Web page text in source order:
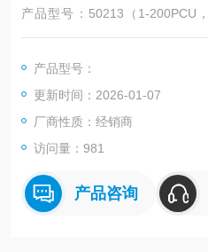
产品型号：50213（1-200PCU
出）
可根据样品标定色度
远距离手机或电脑校准、数据记录
提高色度测量的准确性
产品型号：
更新时间：2026-01-07
厂商性质：经销商
访问量：981
产品咨询